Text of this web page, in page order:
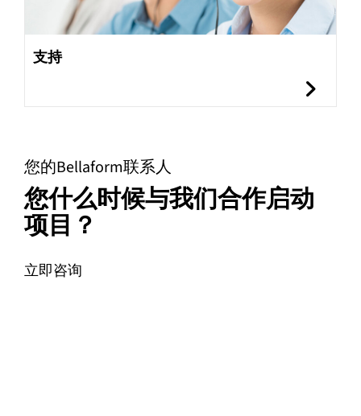
支持
您的Bellaform联系人
您什么时候与我们合作启动
项目？
立即咨询